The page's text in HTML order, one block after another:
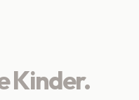
Kinder.